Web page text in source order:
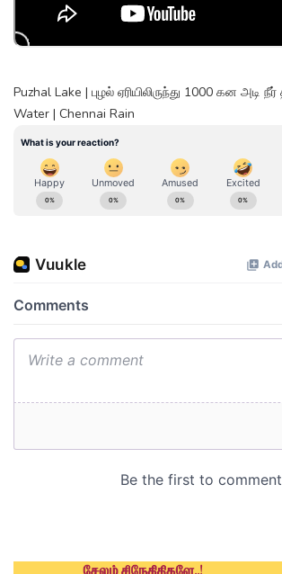
Puzhal Lake | புழல் ஏரியிலிருந்து 1000 கன அடி நீர்
Water | Chennai Rain